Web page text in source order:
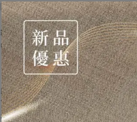
shihkmhc 2020-03-04
繼《關於拚配不可不知的基礎知識》
品的拚配特點。
《1、印級茶品拚配分析》
印級茶品以【南糯山】、【布朗山古
古樹茶與荒地茶的比例。紅印中古樹
是，在製作印級茶品之時，由於茶菁